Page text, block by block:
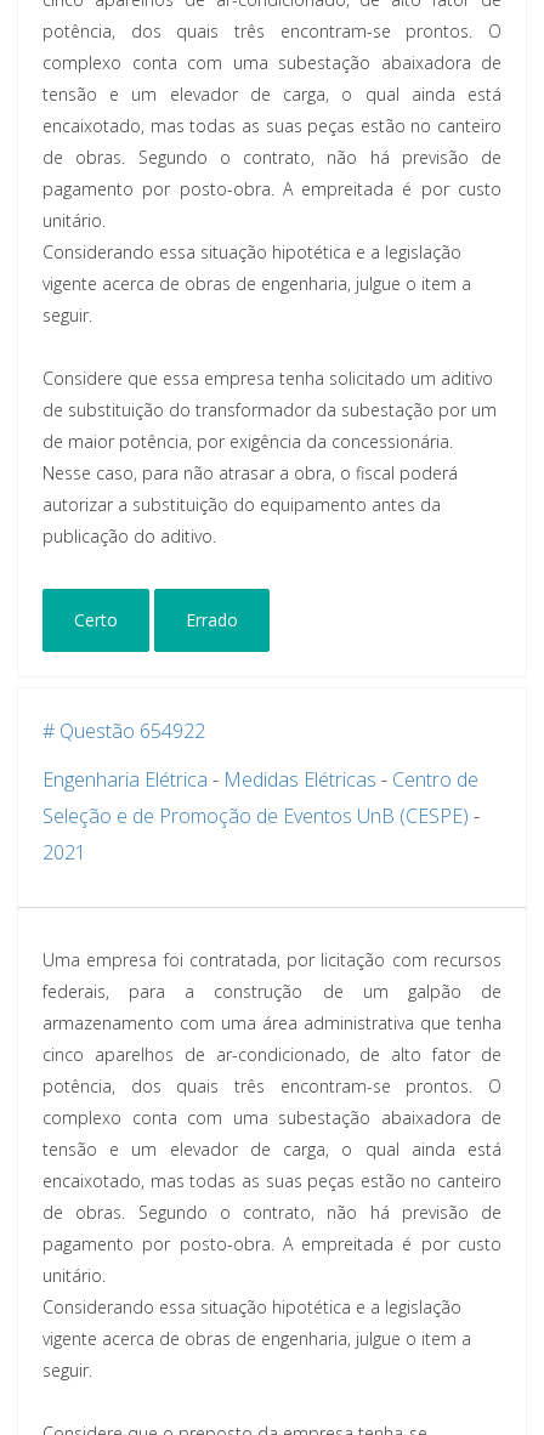
potência, dos quais três encontram-se prontos. O
complexo conta com uma subestação abaixadora de
tensão e um elevador de carga, o qual ainda está
encaixotado, mas todas as suas peças estão no canteiro
de obras. Segundo o contrato, não há previsão de
pagamento por posto-obra. A empreitada é por custo
unitário.
Considerando essa situação hipotética e a legislação
vigente acerca de obras de engenharia, julgue o item a
seguir.
Considere que essa empresa tenha solicitado um aditivo
de substituição do transformador da subestação por um
de maior potência, por exigência da concessionária.
Nesse caso, para não atrasar a obra, o fiscal poderá
autorizar a substituição do equipamento antes da
publicação do aditivo.
Certo Errado
# Questão 654922
Engenharia Elétrica - Medidas Elétricas - Centro de
Seleção e de Promoção de Eventos UnB (CESPE) -
2021
Uma empresa foi contratada, por licitação com recursos
federais, para a construção de um galpão de
armazenamento com uma área administrativa que tenha
cinco aparelhos de ar-condicionado, de alto fator de
potência, dos quais três encontram-se prontos. O
complexo conta com uma subestação abaixadora de
tensão e um elevador de carga, o qual ainda está
encaixotado, mas todas as suas peças estão no canteiro
de obras. Segundo o contrato, não há previsão de
pagamento por posto-obra. A empreitada é por custo
unitário.
Considerando essa situação hipotética e a legislação
vigente acerca de obras de engenharia, julgue o item a
seguir.